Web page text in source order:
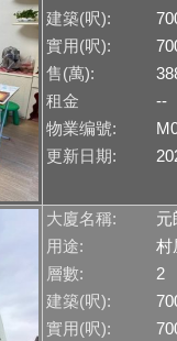
建築(呎):
實用(呎):
售(萬):
租金
--
物業编號:
更新日期:
大廈名稱:
元
用途:
村
層數:
2
建築(呎):
實用(呎):